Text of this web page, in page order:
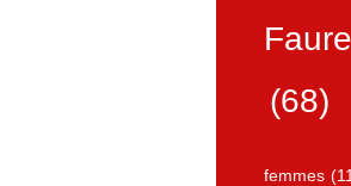
(68)
femmes